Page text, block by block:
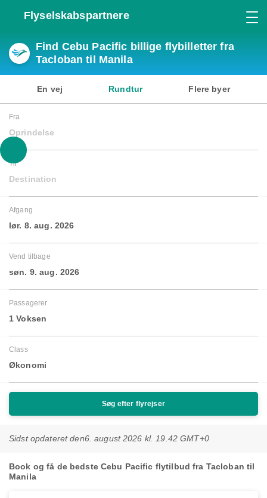
Flyselskabspartnere
Find Cebu Pacific billige flybilletter fra
Tacloban til Manila
En vej Rundtur Flere byer
Fra
Oprindelse
Til
Destination
Afgang
lør. 8. aug. 2026
Vend tilbage
søn. 9. aug. 2026
Passagerer
1 Voksen
Class
Økonomi
Søg efter flyrejser
Sidst opdateret den6. august 2026 kl. 19.42 GMT+0
Book og få de bedste Cebu Pacific flytilbud fra Tacloban til
Manila